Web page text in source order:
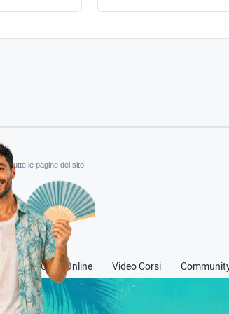
tutte le pagine del sito
Corsi Online Video Corsi
Speaker - P.Iva 13580331000- Tutti i diritti sono riservati -